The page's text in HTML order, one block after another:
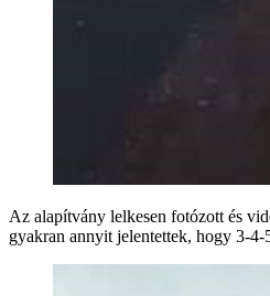
Az alapítvány lelkesen fotózott és
gyakran annyit jelentettek, hogy 3-